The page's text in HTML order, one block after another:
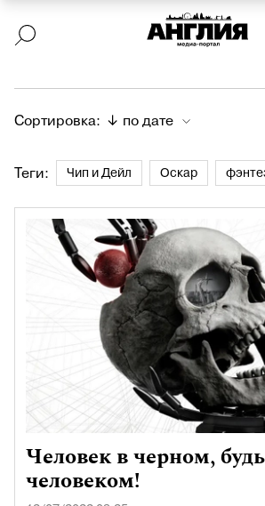
Теги: Чип и Дейл Оскар
Сортировка: ↓ по дате
Человек в черном, будь
человеком!